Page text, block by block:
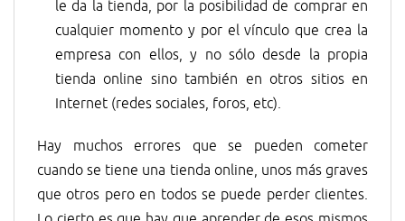
le da la tienda, por la posibilidad de comprar en
cualquier momento y por el vínculo que crea la
empresa con ellos, y no sólo desde la propia
tienda online sino también en otros sitios en
Internet (redes sociales, foros, etc).
Hay muchos errores que se pueden cometer
cuando se tiene una tienda online, unos más graves
que otros pero en todos se puede perder clientes.